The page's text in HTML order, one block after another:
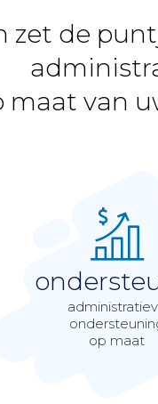
zet de
maat van
op maat